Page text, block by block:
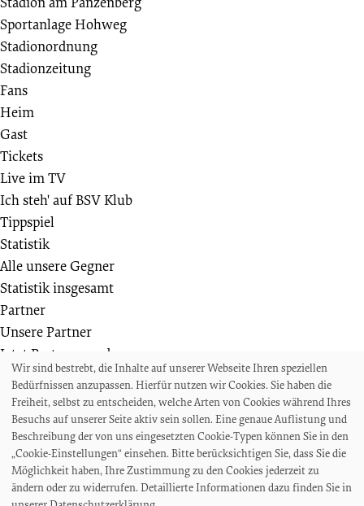
Sportanlage Hohweg
Stadionordnung
Stadionzeitung
Fans
Heim
Gast
Tickets
Live im TV
Ich steh' auf BSV Klub
Tippspiel
Statistik
Alle unsere Gegner
Statistik insgesamt
Partner
Unsere Partner
Jetzt Partner werden
Weiteres
Die Bremer SV Fußballschule
Wir suchen
Auszeichnungen und Ehrungen
Projekte und Veranstaltungen
Akkreditierungen und Presseanfragen
Wir sind bestrebt, die Inhalte auf unserer Webseite Ihren speziellen
Bedürfnissen anzupassen. Hierfür nutzen wir Cookies. Sie haben die
Freiheit, selbst zu entscheiden, welche Arten von Cookies während Ihres
Besuchs auf unserer Seite aktiv sein sollen. Eine genaue Auflistung und
Beschreibung der von uns eingesetzten Cookie-Typen können Sie in den
„Cookie-Einstellungen“ einsehen. Bitte berücksichtigen Sie, dass Sie die
Möglichkeit haben, Ihre Zustimmung zu den Cookies jederzeit zu
ändern oder zu widerrufen. Detaillierte Informationen dazu finden Sie in